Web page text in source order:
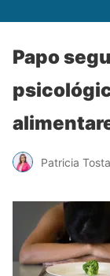
Papo
Patricia Tosta